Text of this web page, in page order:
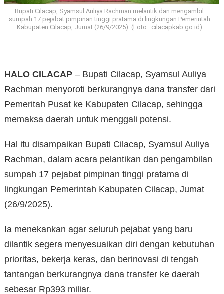
Bupati Cilacap, Syamsul Auliya Rachman melantik dan mengambil
sumpah 17 pejabat pimpinan tinggi pratama di lingkungan Pemerintah
Kabupaten Cilacap, Jumat (26/9/2025). (Foto : cilacapkab.go.id)
HALO CILACAP – Bupati Cilacap, Syamsul Auliya
Rachman menyoroti berkurangnya dana transfer dari
Pemeritah Pusat ke Kabupaten Cilacap, sehingga
memaksa daerah untuk menggali potensi.
Hal itu disampaikan Bupati Cilacap, Syamsul Auliya
Rachman, dalam acara pelantikan dan pengambilan
sumpah 17 pejabat pimpinan tinggi pratama di
lingkungan Pemerintah Kabupaten Cilacap, Jumat
(26/9/2025).
Ia menekankan agar seluruh pejabat yang baru
dilantik segera menyesuaikan diri dengan kebutuhan
prioritas, bekerja keras, dan berinovasi di tengah
tantangan berkurangnya dana transfer ke daerah
sebesar Rp393 miliar.